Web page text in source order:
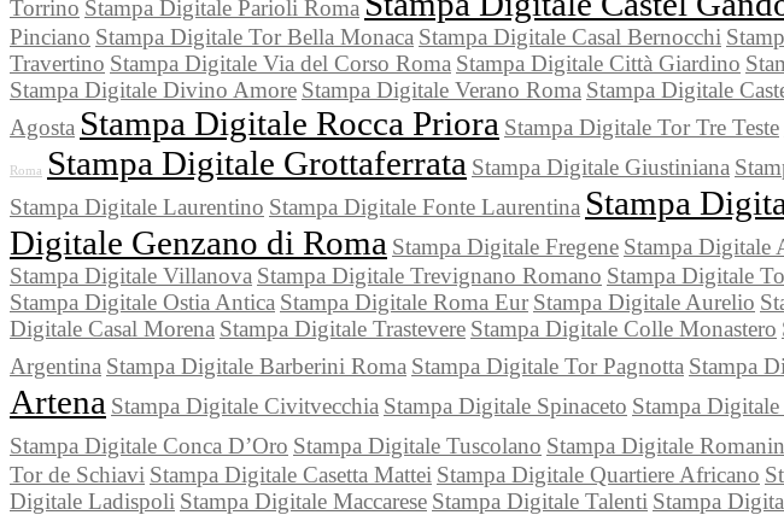
Torrino Stampa Digitale Parioli Roma
Pinciano Stampa Digitale Tor Bella Monaca Stampa Digitale Casal Bernocchi
Travertino Stampa Digitale Via del Corso Roma Stampa Digitale Città Giardino
Stampa Digitale Divino Amore Stampa Digitale Verano Roma Stampa Digitale
Agosta Stampa Digitale Rocca Priora Stampa Digitale Tor Tre Teste
Roma Stampa Digitale Grottaferrata Stampa Digitale Giustiniana
Stampa Digitale Laurentino Stampa Digitale Fonte Laurentina Stampa
Digitale Genzano di Roma Stampa Digitale Fregene Stampa Digitale
Stampa Digitale Villanova Stampa Digitale Trevignano Romano Stampa Digitale
Stampa Digitale Ostia Antica Stampa Digitale Roma Eur Stampa Digitale Aurelio
Digitale Casal Morena Stampa Digitale Trastevere Stampa Digitale Colle Monastero
Argentina Stampa Digitale Barberini Roma Stampa Digitale Tor Pagnotta Stampa
Artena Stampa Digitale Civitvecchia Stampa Digitale Spinaceto Stampa Digitale
Stampa Digitale Conca D’Oro Stampa Digitale Tuscolano Stampa Digitale
Tor de Schiavi Stampa Digitale Casetta Mattei Stampa Digitale Quartiere Africano
Digitale Ladispoli Stampa Digitale Maccarese Stampa Digitale Talenti Stampa